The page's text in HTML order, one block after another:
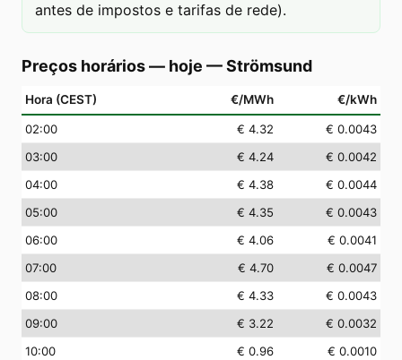
antes de impostos e tarifas de rede).
Preços horários — hoje —Strömsund
Hora (CEST) €/MWh €/kWh
02:00 € 4.32
€ 0.0043
03:00 € 4.24
€ 0.0042
04:00 € 4.38
€ 0.0044
05:00 € 4.35
€ 0.0043
06:00 € 4.06
€ 0.0041
07:00 € 4.70
€ 0.0047
08:00 € 4.33
€ 0.0043
09:00 € 3.22
€ 0.0032
10:00 € 0.96
€ 0.0010